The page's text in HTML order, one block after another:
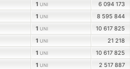
1 UNI 6 094 173
1 UNI 8 595 844
1 UNI 10 617 825
1 UNI 21 218
1 UNI 10 617 825
1 UNI 2 517 887